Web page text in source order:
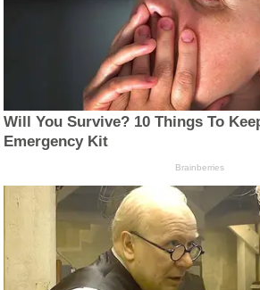
Will You Survive? 10 Things To
Emergency Kit
Brainberries